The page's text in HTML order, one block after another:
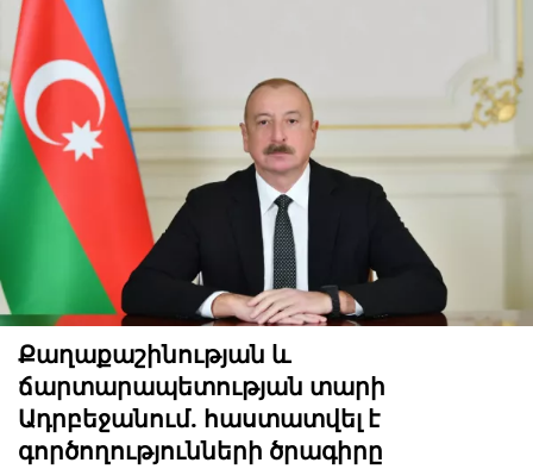
Քաղաքաշինության և
ճարտարապետության տարի
Ադրբեջանում. հաստատվել է
գործողությունների ծրագիրը